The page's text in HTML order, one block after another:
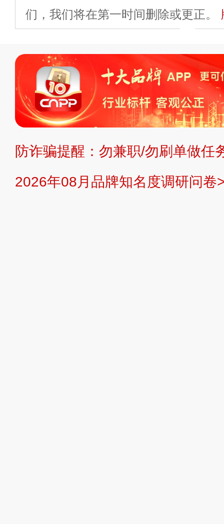
们，我们将在第一时间删除或更正。
标、LOGO 等）知识产权归本站所
复制、转载、商用。本站不生产产
不代理、不招商、不提供中介服务。
持投资购买的观点或意见，页面信息
提交说明： 快速提交发布>> 提交品
防诈骗提醒：勿兼职/勿刷单做任
2026年08月品牌知名度调研问卷